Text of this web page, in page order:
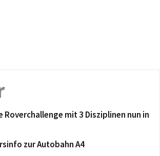
Roverchallenge mit 3 Disziplinen nun in
zur Autobahn A4